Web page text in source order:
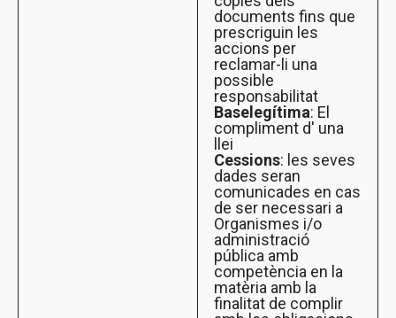
documents fins que
prescriguin les
accions per
reclamar-li una
possible
responsabilitat
Base legítima: El
compliment d' una
llei
Cessions: les seves
dades seran
comunicades en cas
de ser necessari a
Organismes i/o
administració
pública amb
competència en la
matèria amb la
finalitat de complir